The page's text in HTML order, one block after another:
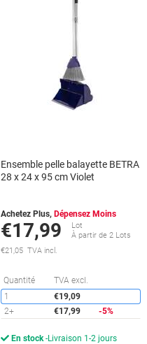
Ensemble pelle balayette BETRA
28 x 24 x 95 cm Violet
Achetez Plus, Dépensez Moins
€17,99
Lot
À partir de 2 Lots
€21,05 TVA incl.
Quantité TVA excl.
1
€19,09
2+
€17,99 -5%
En stock Livraison 1-2 jours